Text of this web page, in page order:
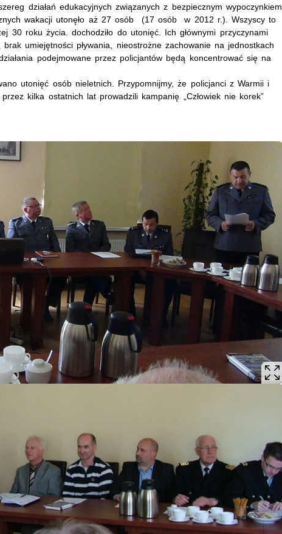
działań edukacyjnych związanych z bezpiecznym wypoczynkiem
wakacji utonęło aż 27 osób (17 osób w 2012 r.). Wszyscy to
30 roku życia. dochodziło do utonięć. Ich głównymi przyczynami
umiejętności pływania, nieostrożne zachowanie na jednostkach
podejmowane przez policjantów będą koncentrować się na
utonięć osób nieletnich. Przypomnijmy, że policjanci z Warmii i
kilka ostatnich lat prowadzili kampanię „Człowiek nie korek”